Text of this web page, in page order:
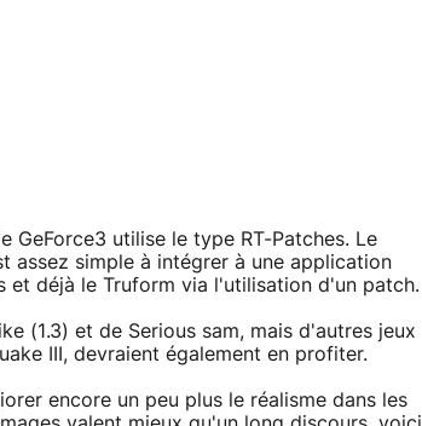
GeForce3 utilise le type RT-Patches. Le
assez simple à intégrer à une application
déjà le Truform via l'utilisation d'un patch.
(1.3) et de Serious sam, mais d'autres jeux
III, devraient également en profiter.
encore un peu plus le réalisme dans les